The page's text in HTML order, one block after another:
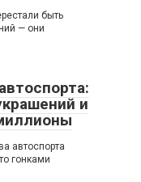
быть
— они
и
автоспорта
гонками